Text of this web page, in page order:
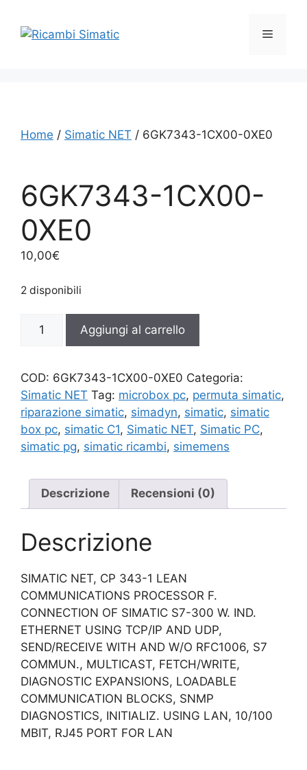
contenuto
Menu
Home / Simatic NET / 6GK7343-1CX00-0XE0
6GK7343-1CX00-
0XE0
10,00€
2 disponibili
1CX00-
quantità
Aggiungi al carrello
COD: 6GK7343-1CX00-0XE0 Categoria:
Simatic NET Tag: microbox pc, permuta simatic,
riparazione simatic, simadyn, simatic, simatic
box pc, simatic C1, Simatic NET, Simatic PC,
simatic pg, simatic ricambi, simemens
Descrizione Recensioni (0)
Descrizione
SIMATIC NET, CP 343-1 LEAN
COMMUNICATIONS PROCESSOR F.
CONNECTION OF SIMATIC S7-300 W. IND.
ETHERNET USING TCP/IP AND UDP,
SEND/RECEIVE WITH AND W/O RFC1006, S7
COMMUN., MULTICAST, FETCH/WRITE,
DIAGNOSTIC EXPANSIONS, LOADABLE
COMMUNICATION BLOCKS, SNMP
DIAGNOSTICS, INITIALIZ. USING LAN, 10/100
MBIT, RJ45 PORT FOR LAN